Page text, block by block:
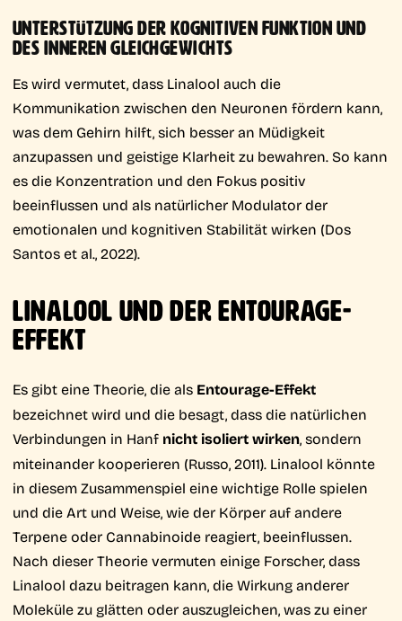
UNTERSTÜTZUNG DER KOGNITIVEN FUNKTION UND
DES INNEREN GLEICHGEWICHTS
Es wird vermutet, dass Linalool auch die
Kommunikation zwischen den Neuronen fördern kann,
was dem Gehirn hilft, sich besser an Müdigkeit
anzupassen und geistige Klarheit zu bewahren. So kann
es die Konzentration und den Fokus positiv
beeinflussen und als natürlicher Modulator der
emotionalen und kognitiven Stabilität wirken (Dos
Santos et al., 2022).
LINALOOL UND DER ENTOURAGE-
EFFEKT
Es gibt eine Theorie, die als Entourage-Effekt
bezeichnet wird und die besagt, dass die natürlichen
Verbindungen in Hanf nicht isoliert wirken, sondern
miteinander kooperieren (Russo, 2011). Linalool könnte
in diesem Zusammenspiel eine wichtige Rolle spielen
und die Art und Weise, wie der Körper auf andere
Terpene oder Cannabinoide reagiert, beeinflussen.
Nach dieser Theorie vermuten einige Forscher, dass
Linalool dazu beitragen kann, die Wirkung anderer
Moleküle zu glätten oder auszugleichen, was zu einer